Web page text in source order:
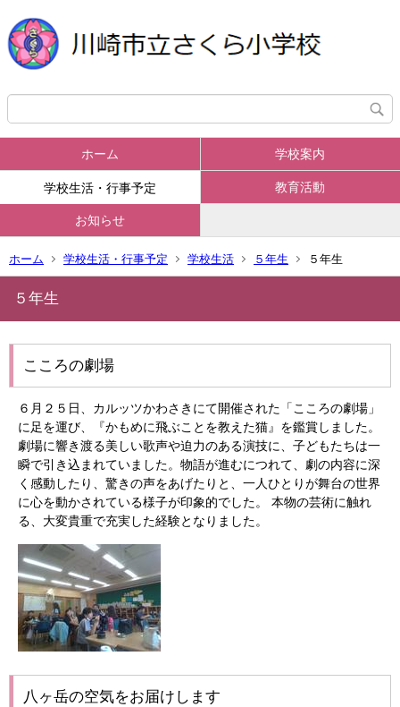
ホーム 学校案内
学校生活・行事予定 教育活動
お知らせ
ホーム 学校生活・行事予定 学校生活 ５年生 ５年生
５年生
こころの劇場
６月２５日、カルッツかわさきにて開催された「こころの劇場」
に足を運び、『かもめに飛ぶことを教えた猫』を鑑賞しました。
劇場に響き渡る美しい歌声や迫力のある演技に、子どもたちは一
瞬で引き込まれていました。物語が進むにつれて、劇の内容に深
く感動したり、驚きの声をあげたりと、一人ひとりが舞台の世界
に心を動かされている様子が印象的でした。 本物の芸術に触れ
る、大変貴重で充実した経験となりました。
八ヶ岳の空気をお届けします